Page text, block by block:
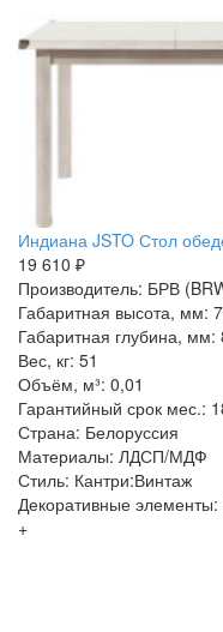
Индиана JSTO Стол
19 610 ₽
Производитель: БРВ
Габаритная высота, мм:
Габаритная глубина, мм:
Вес, кг: 51
Объём, м³: 0,01
Гарантийный срок мес.:
Страна: Белоруссия
Материалы: ЛДСП/МДФ
Стиль: Кантри:Винтаж
Декоративные элементы:
+